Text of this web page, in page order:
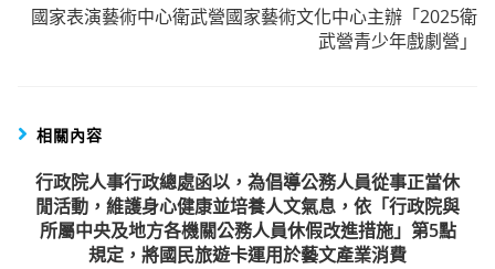
國家表演藝術中心衛武營國家藝術文化中心主辦「2025衛
武營青少年戲劇營」
相關內容
行政院人事行政總處函以，為倡導公務人員從事正當休
閒活動，維護身心健康並培養人文氣息，依「行政院與
所屬中央及地方各機關公務人員休假改進措施」第5點
規定，將國民旅遊卡運用於藝文產業消費